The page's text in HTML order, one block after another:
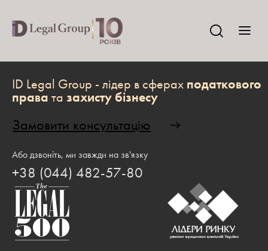
ID Legal Group - лідер в сферах податкового
права та захисту бізнесу
Замовити консультацію
Або дзвоніть, ми завжди на зв'язку
+38 (044) 482-57-80